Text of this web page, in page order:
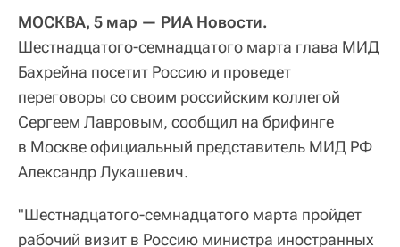
МОСКВА, 5 мар — РИА Новости.
Шестнадцатого-семнадцатого марта глава МИД
Бахрейна посетит Россию и проведет
переговоры со своим российским коллегой
Сергеем Лавровым, сообщил на брифинге
в Москве официальный представитель МИД РФ
Александр Лукашевич.
"Шестнадцатого-семнадцатого марта пройдет
рабочий визит в Россию министра иностранных